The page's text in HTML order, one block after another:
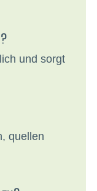
und sorgt
quellen